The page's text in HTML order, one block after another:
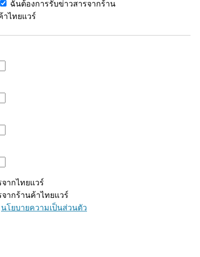
ฉันต้องการรับข่าวสารจากร้าน
าไทยแวร์
ากไทยแวร์
ากร้านค้าไทยแวร์
นโยบายความเป็นส่วนตัว